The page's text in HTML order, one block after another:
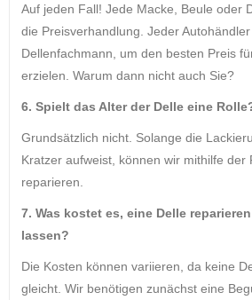
Auf jeden Fall! Jede Macke, Beule oder
die Preisverhandlung. Jeder
Dellenfachmann, um den besten Preis
erzielen. Warum dann nicht auch Sie?
6. Spielt das Alter der Delle eine
Grundsätzlich nicht. Solange die
Kratzer aufweist, können wir mithilfe der
reparieren.
7. Was kostet es, eine Delle
lassen?
Die Kosten können variieren, da keine
gleicht. Wir benötigen zunächst eine